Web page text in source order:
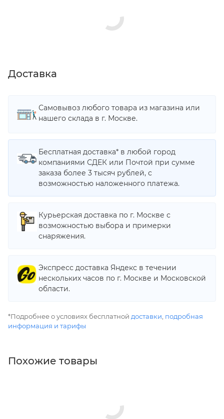
Доставка
Самовывоз любого товара из магазина или
нашего склада в г. Москве.
Бесплатная доставка* в любой город
компаниями СДЕК или Почтой при сумме
заказа более 3 тысяч рублей, с
возможностью наложенного платежа.
Курьерская доставка по г. Москве с
возможностью выбора и примерки
снаряжения.
Экспресс доставка Яндекс в течении
нескольких часов по г. Москве и Московской
области.
*Подробнее о условиях бесплатной доставки, подробная
информация и тарифы
Похожие товары